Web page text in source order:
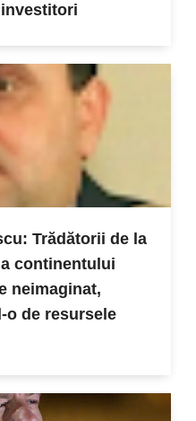
Trădătorii de la
continentului
neimaginat,
o de resursele